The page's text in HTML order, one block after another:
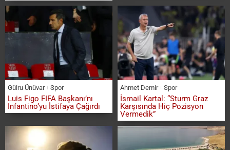
Gülru Ünüvar Spor
Luis Figo FIFA Başkanı’nı
Infantino’yu İstifaya Çağırdı
Ahmet Demir Spor
İsmail Kartal: “Sturm Graz
Karşısında Hiç Pozisyon
Vermedik”